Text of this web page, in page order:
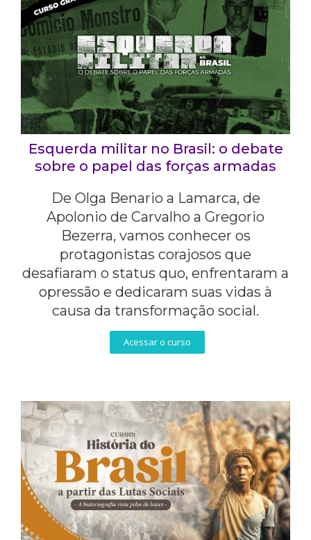
Esquerda militar no Brasil: o debate
sobre o papel das forças armadas
De Olga Benario a Lamarca, de
Apolonio de Carvalho a Gregorio
Bezerra, vamos conhecer os
protagonistas corajosos que
desafiaram o status quo, enfrentaram a
opressão e dedicaram suas vidas à
causa da transformação social.
Acessar o curso